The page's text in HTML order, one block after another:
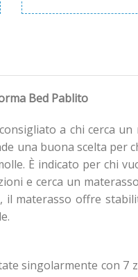
Bed Pablito
a chi cerca
una buona scelta per
È indicato per chi
e cerca un
materasso offre
singolarmente con